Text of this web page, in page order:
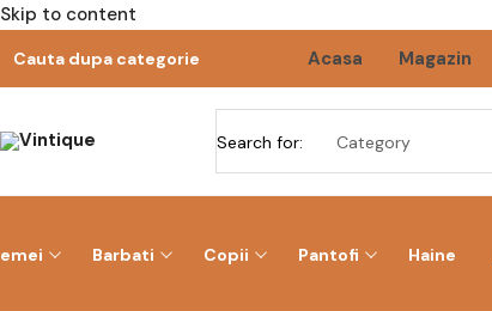
Skip to content
Cauta dupa categorie Acasa Magazin
Search for:
Barbati Copii Pantofi Haine